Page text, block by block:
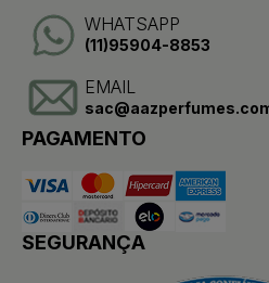
WHATSAPP
(11)95904-8853
EMAIL
PAGAMENTO
SEGURANÇA